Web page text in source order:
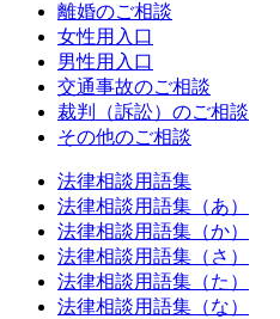
離婚のご相談
女性用入口
男性用入口
交通事故のご相談
裁判（訴訟）のご相談
その他のご相談
法律相談用語集
法律相談用語集（あ）
法律相談用語集（か）
法律相談用語集（さ）
法律相談用語集（た）
法律相談用語集（な）